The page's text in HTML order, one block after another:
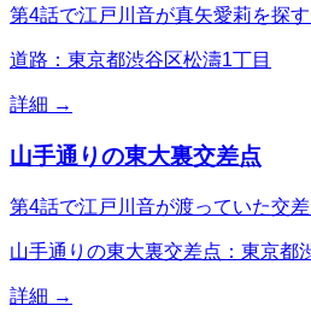
第4話で江戸川音が真矢愛莉を探
道路：東京都渋谷区松濤1丁目
詳細 →
山手通りの東大裏交差点
第4話で江戸川音が渡っていた交
山手通りの東大裏交差点：東京都
詳細 →